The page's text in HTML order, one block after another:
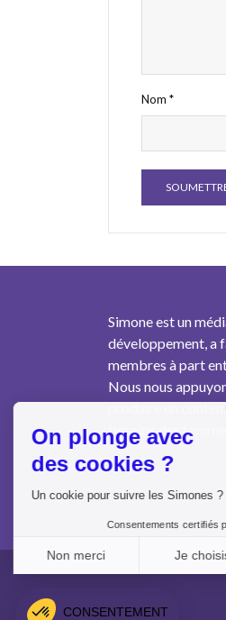
Nom *
Simone est un
développement, a
membres à part
Nous nous
produire un
besoins des
On plonge avec
des cookies ?
Un cookie pour suivre les Simones
Consentements certifiés
Non merci Je
Plateforme de Gestion du
CONSENTEMENT